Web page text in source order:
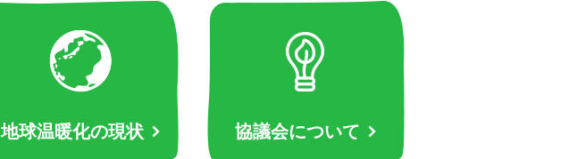
地球温暖化の現状 協議会について